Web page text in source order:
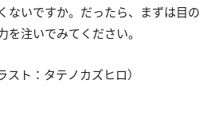
ないですか。だったら、まずは目の
注いでみてください。
スト：タテノカズヒロ）